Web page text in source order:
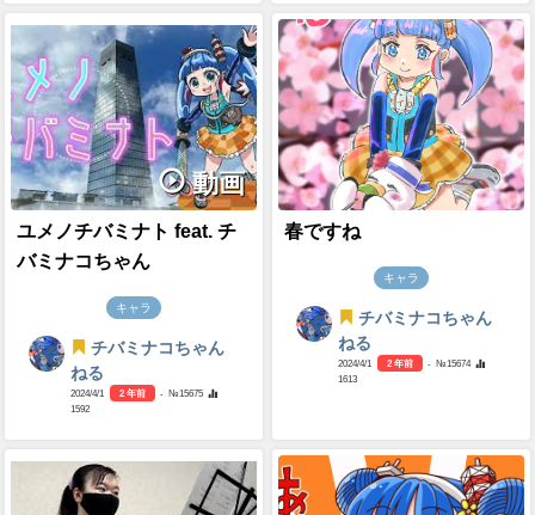
動画
ユメノチバミナト feat. チ
バミナコちゃん
キャラ
チバミナコちゃん
ねる
2024/4/1 2 年前
- №15675
1592
春ですね
キャラ
チバミナコちゃん
ねる
2024/4/1 2 年前
- №15674
1613